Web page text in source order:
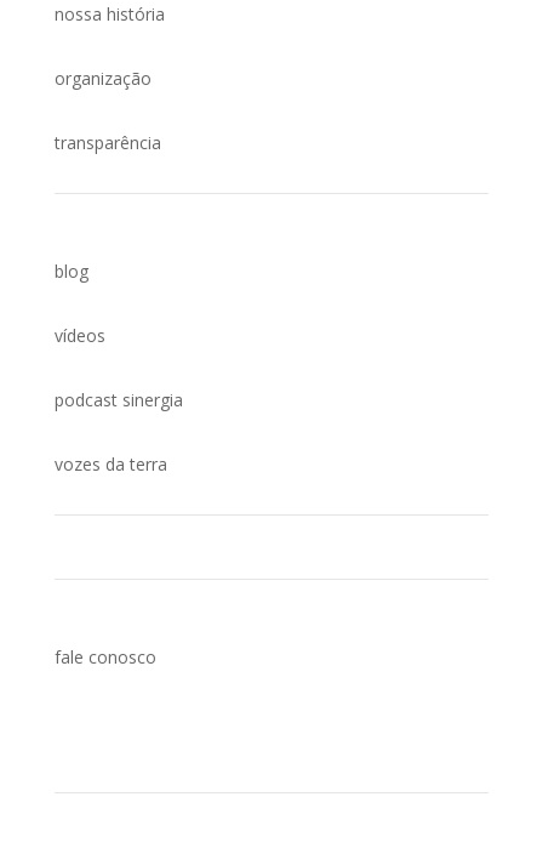
nossa história
organização
transparência
blog
vídeos
podcast sinergia
vozes da terra
fale conosco